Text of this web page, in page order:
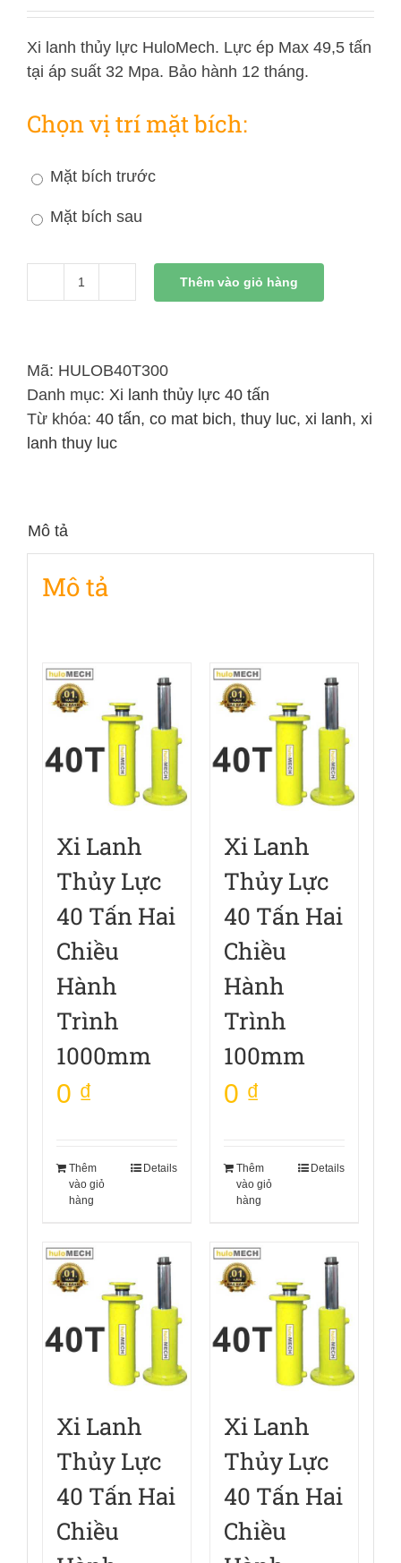
Xi lanh thủy lực HuloMech. Lực ép Max 49,5 tấn
tại áp suất 32 Mpa. Bảo hành 12 tháng.
Chọn vị trí mặt bích:
Mặt bích trước
Mặt bích sau
Xi
Lực
40
Tấn
Hai
số
lượng
Thêm vào giỏ hàng
Mã: HULOB40T300
Danh mục: Xi lanh thủy lực 40 tấn
Từ khóa: 40 tấn, co mat bich, thuy luc, xi lanh, xi
lanh thuy luc
Mô tả
Mô tả
Xi Lanh
Thủy Lực
40 Tấn Hai
Chiều
Hành
Trình
1000mm
0 ₫
Thêm
vào giỏ
hàng
Details
Xi Lanh
Thủy Lực
40 Tấn Hai
Chiều
Hành
Trình
100mm
0 ₫
Thêm
vào giỏ
hàng
Details
Xi Lanh
Thủy Lực
40 Tấn Hai
Chiều
Xi Lanh
Thủy Lực
40 Tấn Hai
Chiều